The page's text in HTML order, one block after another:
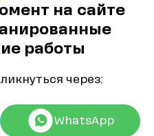
на сайте
работы
через:
WhatsApp